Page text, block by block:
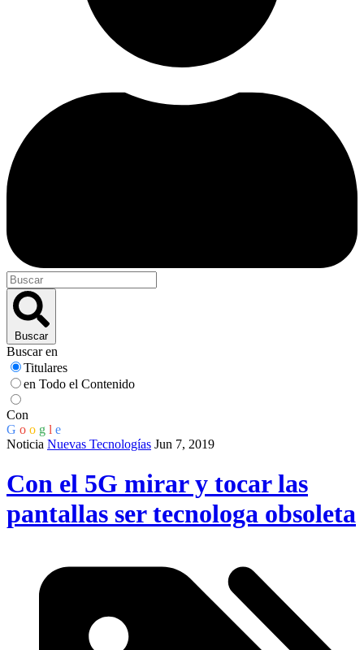
Buscar
Buscar en
Titulares
en Todo el Contenido
Con
G o o g l e
Noticia Nuevas Tecnologías Jun 7, 2019
Con el 5G mirar y tocar las
pantallas ser tecnologa obsoleta